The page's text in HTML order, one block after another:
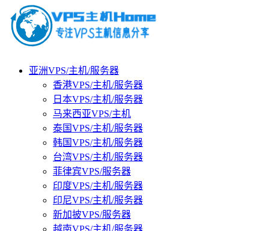
亚洲VPS/主机/服务器
香港VPS/主机/服务器
日本VPS/主机/服务器
马来西亚VPS/主机
泰国VPS/主机/服务器
韩国VPS/主机/服务器
台湾VPS/主机/服务器
菲律宾VPS/服务器
印度VPS/主机/服务器
印尼VPS/主机/服务器
新加披VPS/服务器
越南VPS/主机/服务器